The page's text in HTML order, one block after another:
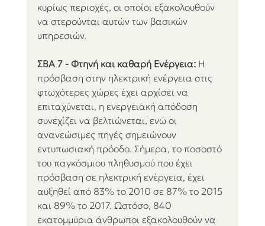
κυρίως περιοχές, οι οποίοι εξακολουθούν
να στερούνται αυτών των βασικών
υπηρεσιών.
ΣΒΑ 7 - Φτηνή και καθαρή Ενέργεια: Η
πρόσβαση στην ηλεκτρική ενέργεια στις
φτωχότερες χώρες έχει αρχίσει να
επιταχύνεται, η ενεργειακή απόδοση
συνεχίζει να βελτιώνεται, ενώ οι
ανανεώσιμες πηγές σημειώνουν
εντυπωσιακή πρόοδο. Σήμερα, το ποσοστό
του παγκόσμιου πληθυσμού που έχει
πρόσβαση σε ηλεκτρική ενέργεια, έχει
αυξηθεί από 83% το 2010 σε 87% το 2015
και 89% το 2017. Ωστόσο, 840
εκατομμύρια άνθρωποι εξακολουθούν να